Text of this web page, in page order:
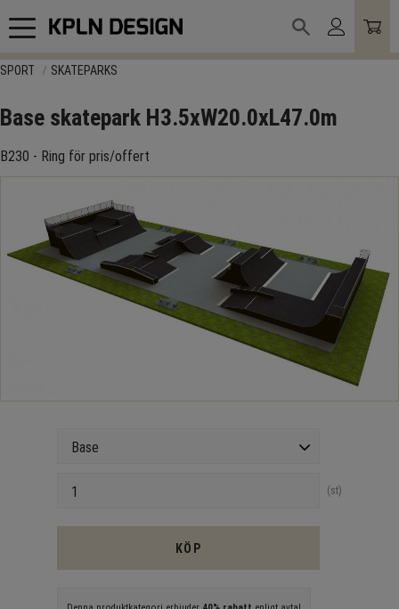
Meny
SPORT SKATEPARKS
Base skatepark H3.5xW20.0xL47.0m
B230 - Ring för pris/offert
st
KÖP